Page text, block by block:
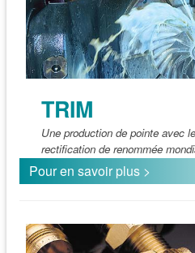
TRIM
Une production de pointe avec
rectification de renommée
Pour en savoir plus >